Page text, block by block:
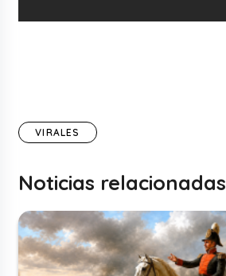
VIRALES
Noticias relacionadas